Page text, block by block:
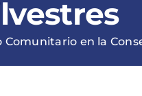
Comunitario en la